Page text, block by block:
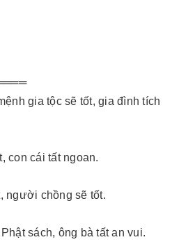
gia tộc sẽ tốt, gia đình tích
con cái tất ngoan.
người chồng sẽ tốt.
sách, ông bà tất an vui.